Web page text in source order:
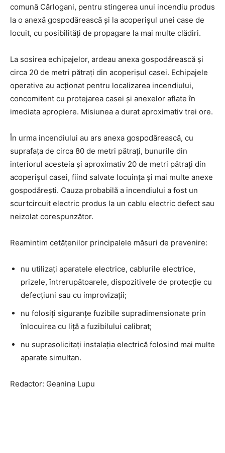
comună Cârlogani, pentru stingerea unui incendiu produs
la o anexă gospodărească și la acoperișul unei case de
locuit, cu posibilități de propagare la mai multe clădiri.
La sosirea echipajelor, ardeau anexa gospodărească și
circa 20 de metri pătrați din acoperișul casei. Echipajele
operative au acționat pentru localizarea incendiului,
concomitent cu protejarea casei și anexelor aflate în
imediata apropiere. Misiunea a durat aproximativ trei ore.
În urma incendiului au ars anexa gospodărească, cu
suprafața de circa 80 de metri pătrați, bunurile din
interiorul acesteia și aproximativ 20 de metri pătrați din
acoperișul casei, fiind salvate locuința și mai multe anexe
gospodărești. Cauza probabilă a incendiului a fost un
scurtcircuit electric produs la un cablu electric defect sau
neizolat corespunzător.
Reamintim cetățenilor principalele măsuri de prevenire:
nu utilizaţi aparatele electrice, cablurile electrice,
prizele, întrerupătoarele, dispozitivele de protecţie cu
defecţiuni sau cu improvizaţii;
nu folosiţi siguranţe fuzibile supradimensionate prin
înlocuirea cu liţă a fuzibilului calibrat;
nu suprasolicitaţi instalaţia electrică folosind mai multe
aparate simultan.
Redactor: Geanina Lupu